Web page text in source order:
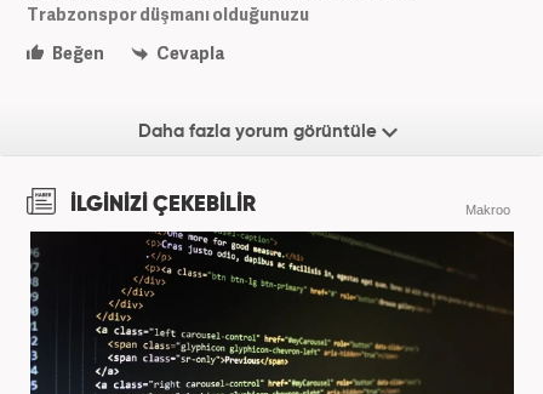
Trabzonspor düşmanı olduğunuzu
Beğen
Cevapla
Daha fazla yorum görüntüle
İLGİNİZİ ÇEKEBİLİR Makroo